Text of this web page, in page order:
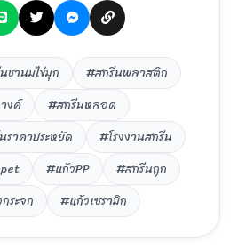
ชานมไข่มุก
#สกรีนพลาสติก
งค์
#สกรีนหลอด
ราคาประหยัด
#โรงงานสกรีน
#แก้วPP
#สกรีนถูก
ระจก #แก้วเซรามิก